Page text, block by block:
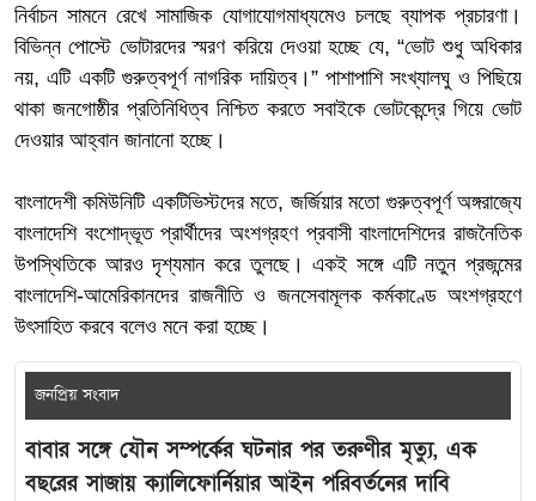
নির্বাচন সামনে রেখে সামাজিক যোগাযোগমাধ্যমেও চলছে ব্যাপক প্রচারণা।
বিভিন্ন পোস্টে ভোটারদের স্মরণ করিয়ে দেওয়া হচ্ছে যে, “ভোট শুধু অধিকার
নয়, এটি একটি গুরুত্বপূর্ণ নাগরিক দায়িত্ব।” পাশাপাশি সংখ্যালঘু ও পিছিয়ে
থাকা জনগোষ্ঠীর প্রতিনিধিত্ব নিশ্চিত করতে সবাইকে ভোটকেন্দ্রে গিয়ে ভোট
দেওয়ার আহ্বান জানানো হচ্ছে।
বাংলাদেশী কমিউনিটি একটিভিস্টদের মতে, জর্জিয়ার মতো গুরুত্বপূর্ণ অঙ্গরাজ্যে
বাংলাদেশি বংশোদ্ভূত প্রার্থীদের অংশগ্রহণ প্রবাসী বাংলাদেশিদের রাজনৈতিক
উপস্থিতিকে আরও দৃশ্যমান করে তুলছে। একই সঙ্গে এটি নতুন প্রজন্মের
বাংলাদেশি-আমেরিকানদের রাজনীতি ও জনসেবামূলক কর্মকাণ্ডে অংশগ্রহণে
উৎসাহিত করবে বলেও মনে করা হচ্ছে।
জনপ্রিয় সংবাদ
বাবার সঙ্গে যৌন সম্পর্কের ঘটনার পর তরুণীর মৃত্যু, এক
বছরের সাজায় ক্যালিফোর্নিয়ার আইন পরিবর্তনের দাবি